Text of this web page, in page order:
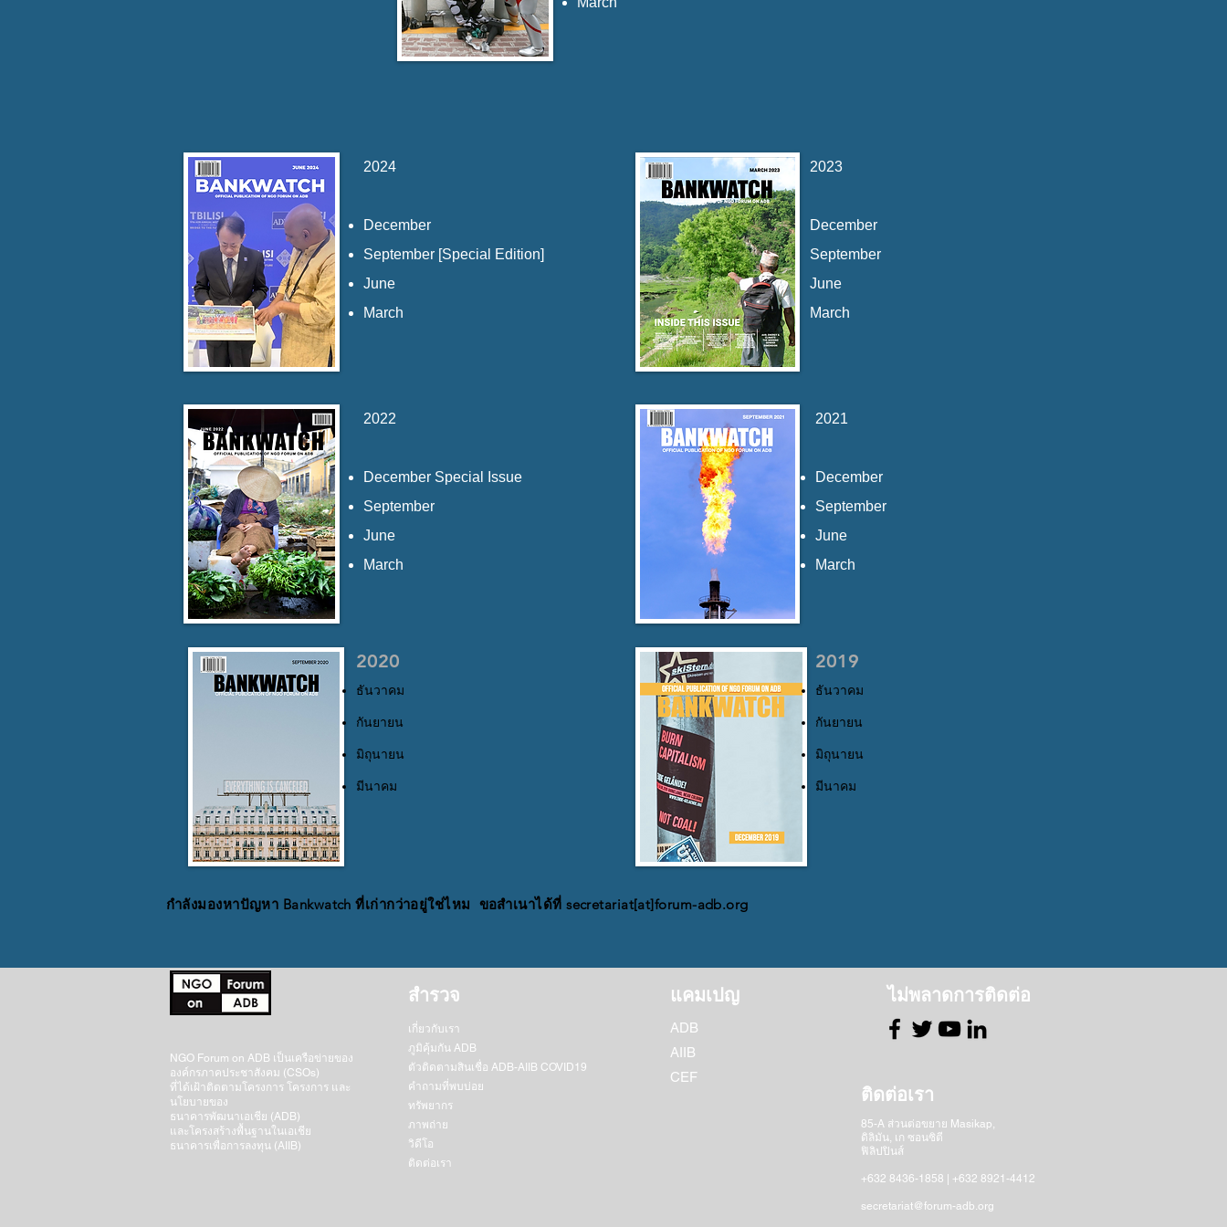
2024
December
September [Special Edition]
June
March
2023
December
September
June
March
2022
December Special Issue
September
June
March
2021
December
September
June
March
2020
ธันวาคม
กันยายน
มิถุนายน
มีนาคม
2019
ธันวาคม
กันยายน
มิถุนายน
มีนาคม
กำลังมองหาปัญหา Bankwatch ที่เก่ากว่าอยู่ใช่ไหม ขอสำเนาได้ที่ secretariat[at]forum-adb.org
NGO Forum on ADB เป็นเครือข่ายของ
องค์กรภาคประชาสังคม (CSOs)
ที่ได้เฝ้าติดตามโครงการ โครงการ และ
นโยบายของ
ธนาคารพัฒนาเอเชีย (ADB)
และโครงสร้างพื้นฐานในเอเชีย
ธนาคารเพื่อการลงทุน (AIIB)
สำรวจ
เกี่ยวกับเรา
ภูมิคุ้มกัน ADB
ตัวติดตามสินเชื่อ ADB-AIIB COVID19
คำถามที่พบบ่อย
ทรัพยากร
ภาพถ่าย
วิดีโอ
ติดต่อเรา
แคมเปญ
ADB
AIIB
CEF
ไม่พลาดการติดต่อ
ติดต่อเรา
85-A ส่วนต่อขยาย Masikap,
ดิลิมัน, เก ซอนซิตี
ฟิลิปปินส์
+632 8436-1858 | +632 8921-4412
secretariat@forum-adb.org